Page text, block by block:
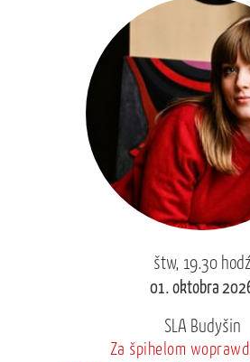
štw, 19.30 hodź
01. oktobra
SLA Budyšin
Za špihelom